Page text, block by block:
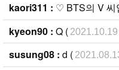
kaori311 : ♡ BTS의 V
kyeon90 : Q ( 2021.10.19
susung08 : d (